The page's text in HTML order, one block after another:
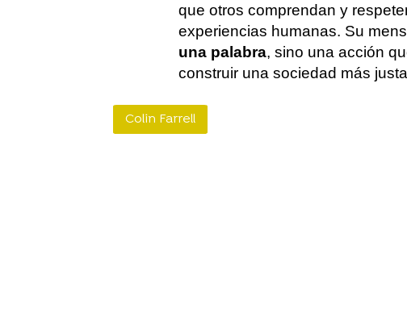
que otros comprendan y
experiencias humanas. Su
una palabra, sino una acción
construir una sociedad más
Colin Farrell